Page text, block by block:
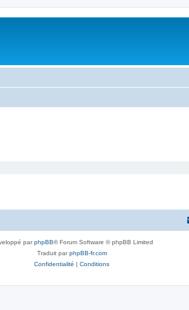
parphpBB® Forum Software © phpBB Limited
Traduit parphpBB-fr.com
Confidentialité | Conditions